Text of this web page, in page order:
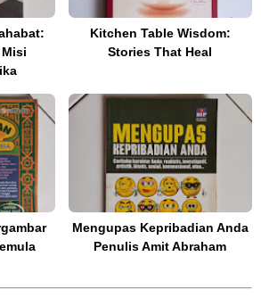
Kitchen Table Wisdom:
Stories That Heal
Mengupas Kepribadian Anda
Penulis Amit Abraham